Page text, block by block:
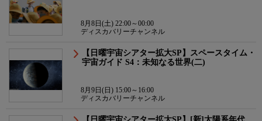
8月8日(土) 22:00～00:00
ディスカバリーチャンネル
【日曜宇宙シアター拡大SP】スペースタイム・
宇宙ガイド S4：未知なる世界(二)
8月9日(日) 15:00～16:00
ディスカバリーチャンネル